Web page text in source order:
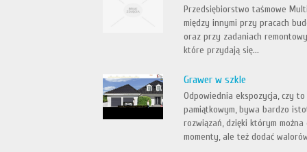
Przedsiębiorstwo taśmowe
między innymi przy pracach
oraz przy zadaniach
które przydają się...
Grawer w szkle
Odpowiednia ekspozycja, czy
pamiątkowym, bywa bardzo
rozwiązań, dzięki którym
momenty, ale też dodać